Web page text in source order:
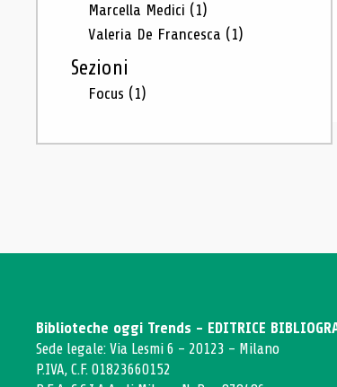
Marcella Medici (1)
Valeria De Francesca (1)
Sezioni
Focus (1)
Biblioteche oggi Trends - EDITRICE
Sede legale: Via Lesmi 6 - 20123 - Milano
P.IVA, C.F. 01823660152